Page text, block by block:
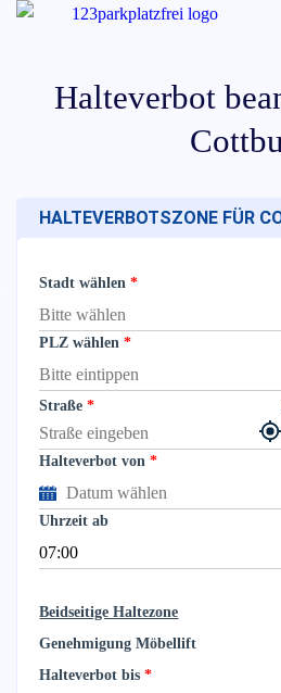
Halteverbot
HALTEVERBOTSZONE FÜR
Stadt wählen
PLZ wählen
Straße
Halteverbot von
Uhrzeit ab
Beidseitige Haltezone
Genehmigung Möbellift
Halteverbot bis